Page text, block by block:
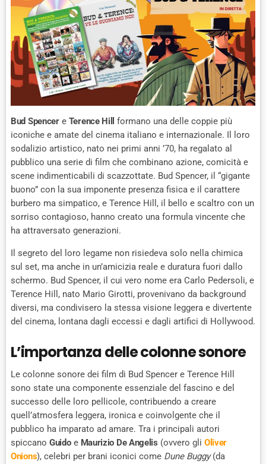
Bud Spencere Terence Hill
formano una delle coppie più
iconiche e amate del cinema italiano e internazionale. Il loro
sodalizio artistico, nato nei primi anni ’70, ha regalato al
pubblico una serie di film che combinano azione, comicità e
scene indimenticabili di scazzottate. Bud Spencer, il “gigante
buono” con la sua imponente presenza fisica e il carattere
burbero ma simpatico, e Terence Hill, il bello e scaltro con un
sorriso contagioso, hanno creato una formula vincente che
ha attraversato generazioni.
Il segreto del loro legame non risiedeva solo nella chimica
sul set, ma anche in un’amicizia reale e duratura fuori dallo
schermo. Bud Spencer, il cui vero nome era Carlo Pedersoli, e
Terence Hill, nato Mario Girotti, provenivano da background
diversi, ma condivisero la stessa visione leggera e divertente
del cinema, lontana dagli eccessi e dagli artifici di Hollywood.
L’importanza delle colonne sonore
Le colonne sonore dei film di Bud Spencer e Terence Hill
sono state una componente essenziale del fascino e del
successo delle loro pellicole, contribuendo a creare
quell’atmosfera leggera, ironica e coinvolgente che il
pubblico ha imparato ad amare. Tra i principali autori
spiccano Guidoe Maurizio De Angelis (ovvero gli Oliver
Onions), celebri per brani iconici come Dune Buggy(da